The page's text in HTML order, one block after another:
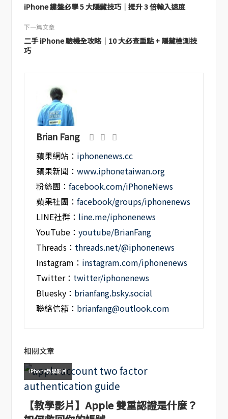
iPhone 鍵盤必學 5 大隱藏技巧｜提升 3 倍輸入速度
下一篇文章
二手 iPhone 驗機全攻略｜10 大必查重點 + 隱藏檢測技
巧
Brian Fang
蘋果網站： iphonenews.cc
蘋果新聞：www.iphonetaiwan.org
粉絲團：facebook.com/iPhoneNews
蘋果社團：facebook/groups/iphonenews
LINE社群： line.me/iphonenews
YouTube：youtube/BrianFang
Threads： threads.net/@iphonenews
Instagram： instagram.com/iphonenews
Twitter： twitter/iphonenews
Bluesky： brianfang.bsky.social
聯絡信箱： brianfang@outlook.com
相關文章
iPhone教學影片
【教學影片】Apple 雙重認證是什麼？